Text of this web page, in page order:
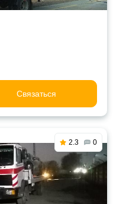
Связаться
2.3 0